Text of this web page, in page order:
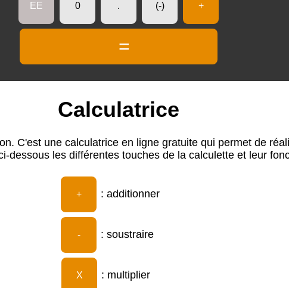
EE 0 . (-) +
=
Calculatrice
C'est une calculatrice en ligne gratuite qui permet de
dessous les différentes touches de la calculette et leur
+ : additionner
- : soustraire
X : multiplier